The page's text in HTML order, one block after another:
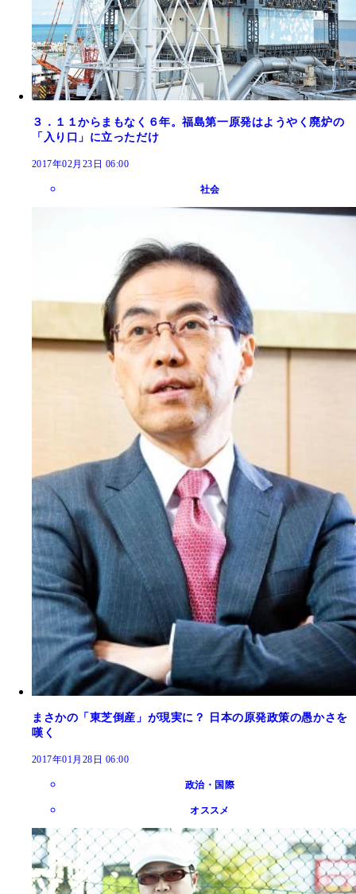
３．１１からまもなく６年。福島第一原発はようやく廃炉の
「入り口」に立っただけ
2017年02月23日 06:00
社会
まさかの「東芝倒産」が現実に？ 日本の原発政策の愚かさを
嘆く
2017年01月28日 06:00
政治・国際
オススメ